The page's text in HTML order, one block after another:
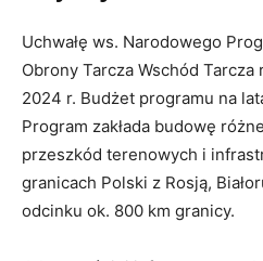
Uchwałę ws. Narodowego
Obrony Tarcza Wschód Tarcza
2024 r. Budżet programu na
Program zakłada budowę
przeszkód terenowych i
granicach Polski z Rosją,
odcinku ok. 800 km granicy.